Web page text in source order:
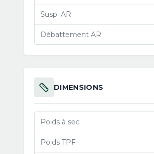
Susp. AR
Débattement AR
DIMENSIONS
Poids à sec
Poids TPF